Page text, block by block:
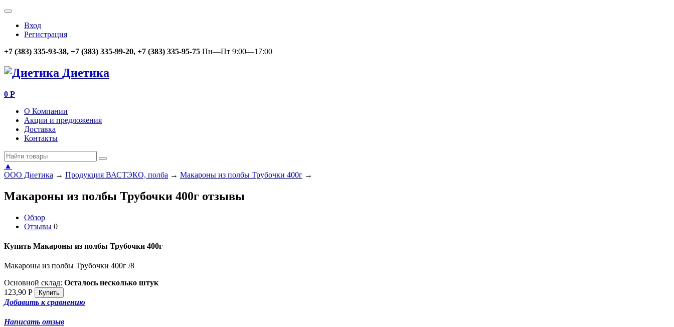
Вход
Регистрация
+7 (383) 335-93-38, +7 (383) 335-99-20, +7 (383) 335-95-75 Пн—Пт 9:00—17:00
Диетика
0 Р
О Компании
Акции и предложения
Доставка
Контакты
▲
ООО Диетика → Продукция ВАСТЭКО, полба → Макароны из полбы Трубочки 400г →
Макароны из полбы Трубочки 400г отзывы
Обзор
Отзывы 0
Купить Макароны из полбы Трубочки 400г
Макароны из полбы Трубочки 400г /8
Основной склад: Осталось несколько штук
123,90 Р
Добавить к сравнению
Написать отзыв